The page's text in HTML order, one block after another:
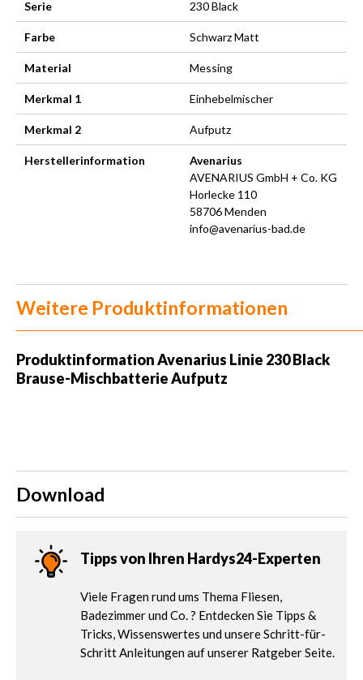
Serie 230 Black
Farbe Schwarz Matt
Material Messing
Merkmal 1 Einhebelmischer
Merkmal 2 Aufputz
Herstellerinformation
Avenarius
AVENARIUS GmbH + Co. KG
Horlecke 110
58706 Menden
info@avenarius-bad.de
Weitere Produktinformationen
Produktinformation Avenarius Linie 230 Black
Brause-Mischbatterie Aufputz
Download
Tipps von Ihren Hardys24-Experten
Viele Fragen rund ums Thema Fliesen,
Badezimmer und Co. ? Entdecken Sie Tipps &
Tricks, Wissenswertes und unsere Schritt-für-
Schritt Anleitungen auf unserer Ratgeber Seite.